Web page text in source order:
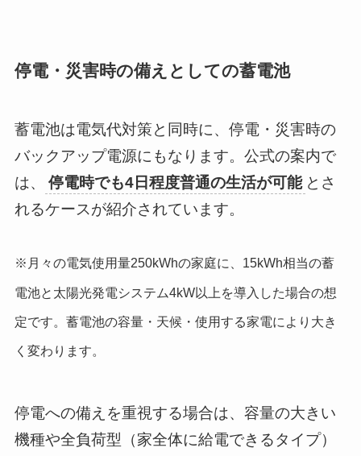
停電・災害時の備えとしての蓄電池
蓄電池は電気代対策と同時に、停電・災害時の
バックアップ電源にもなります。公式の案内で
は、
停電時でも4日程度普通の生活が可能 とさ
れるケースが紹介されています。
※月々の電気使用量250kWhの家庭に、15kWh相当の蓄
電池と太陽光発電システム4kW以上を導入した場合の想
定です。蓄電池の容量・天候・使用する家電により大き
く変わります。
停電への備えを重視する場合は、容量の大きい
機種や全負荷型（家全体に給電できるタイプ）